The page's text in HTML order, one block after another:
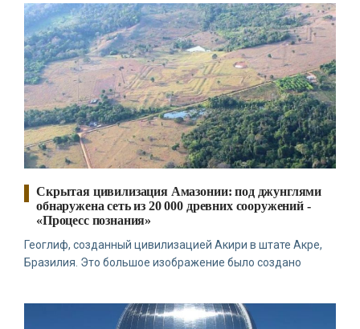
-- Идите уверенно по направлению к мечте. Живите той жизнью,
которую вы сами себе придумали.
-- Самое большое богатство — это ум. Самая большая нищета —
глупость. Из всех страхов самый пугающий — самолюбование.
-- Лучшее, что можно сделать с хорошим советом, это
пропустить его мимо ушей. Он никогда не бывает полезен
никому, кроме того, кто его дал.
-- Люблю давать советы и очень не люблю, когда их дают мне.
Скрытая цивилизация Амазонии: под джунглями
обнаружена сеть из 20 000 древних сооружений -
«Процесс познания»
Геоглиф, созданный цивилизацией Акири в штате Акре,
Бразилия. Это большое изображение было создано